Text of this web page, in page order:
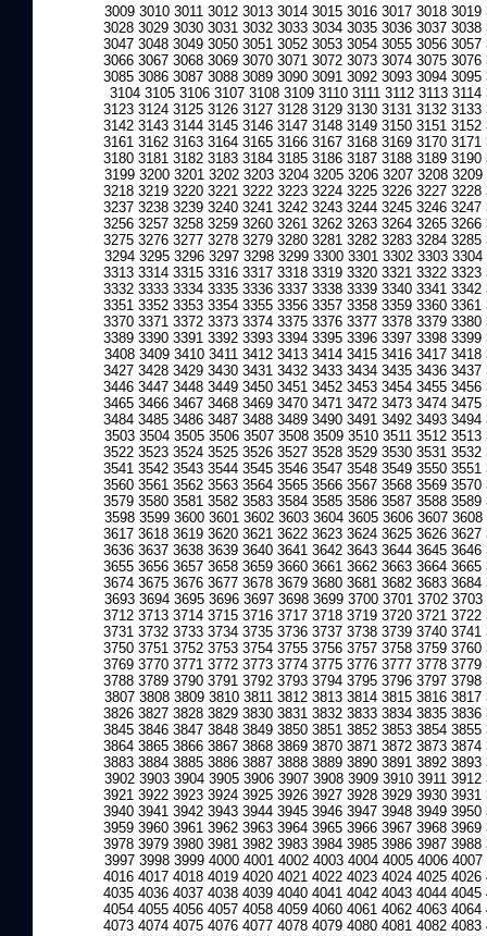
3009 3010 3011 3012 3013 3014 3015 3016 3017 3018 3019
3028 3029 3030 3031 3032 3033 3034 3035 3036 3037 3038
3047 3048 3049 3050 3051 3052 3053 3054 3055 3056 3057
3066 3067 3068 3069 3070 3071 3072 3073 3074 3075 3076
3085 3086 3087 3088 3089 3090 3091 3092 3093 3094 3095
3104 3105 3106 3107 3108 3109 3110 3111 3112 3113 3114
3123 3124 3125 3126 3127 3128 3129 3130 3131 3132 3133
3142 3143 3144 3145 3146 3147 3148 3149 3150 3151 3152
3161 3162 3163 3164 3165 3166 3167 3168 3169 3170 3171
3180 3181 3182 3183 3184 3185 3186 3187 3188 3189 3190
3199 3200 3201 3202 3203 3204 3205 3206 3207 3208 3209
3218 3219 3220 3221 3222 3223 3224 3225 3226 3227 3228
3237 3238 3239 3240 3241 3242 3243 3244 3245 3246 3247
3256 3257 3258 3259 3260 3261 3262 3263 3264 3265 3266
3275 3276 3277 3278 3279 3280 3281 3282 3283 3284 3285
3294 3295 3296 3297 3298 3299 3300 3301 3302 3303 3304
3313 3314 3315 3316 3317 3318 3319 3320 3321 3322 3323
3332 3333 3334 3335 3336 3337 3338 3339 3340 3341 3342
3351 3352 3353 3354 3355 3356 3357 3358 3359 3360 3361
3370 3371 3372 3373 3374 3375 3376 3377 3378 3379 3380
3389 3390 3391 3392 3393 3394 3395 3396 3397 3398 3399
3408 3409 3410 3411 3412 3413 3414 3415 3416 3417 3418
3427 3428 3429 3430 3431 3432 3433 3434 3435 3436 3437
3446 3447 3448 3449 3450 3451 3452 3453 3454 3455 3456
3465 3466 3467 3468 3469 3470 3471 3472 3473 3474 3475
3484 3485 3486 3487 3488 3489 3490 3491 3492 3493 3494
3503 3504 3505 3506 3507 3508 3509 3510 3511 3512 3513
3522 3523 3524 3525 3526 3527 3528 3529 3530 3531 3532
3541 3542 3543 3544 3545 3546 3547 3548 3549 3550 3551
3560 3561 3562 3563 3564 3565 3566 3567 3568 3569 3570
3579 3580 3581 3582 3583 3584 3585 3586 3587 3588 3589
3598 3599 3600 3601 3602 3603 3604 3605 3606 3607 3608
3617 3618 3619 3620 3621 3622 3623 3624 3625 3626 3627
3636 3637 3638 3639 3640 3641 3642 3643 3644 3645 3646
3655 3656 3657 3658 3659 3660 3661 3662 3663 3664 3665
3674 3675 3676 3677 3678 3679 3680 3681 3682 3683 3684
3693 3694 3695 3696 3697 3698 3699 3700 3701 3702 3703
3712 3713 3714 3715 3716 3717 3718 3719 3720 3721 3722
3731 3732 3733 3734 3735 3736 3737 3738 3739 3740 3741
3750 3751 3752 3753 3754 3755 3756 3757 3758 3759 3760
3769 3770 3771 3772 3773 3774 3775 3776 3777 3778 3779
3788 3789 3790 3791 3792 3793 3794 3795 3796 3797 3798
3807 3808 3809 3810 3811 3812 3813 3814 3815 3816 3817
3826 3827 3828 3829 3830 3831 3832 3833 3834 3835 3836
3845 3846 3847 3848 3849 3850 3851 3852 3853 3854 3855
3864 3865 3866 3867 3868 3869 3870 3871 3872 3873 3874
3883 3884 3885 3886 3887 3888 3889 3890 3891 3892 3893
3902 3903 3904 3905 3906 3907 3908 3909 3910 3911 3912
3921 3922 3923 3924 3925 3926 3927 3928 3929 3930 3931
3940 3941 3942 3943 3944 3945 3946 3947 3948 3949 3950
3959 3960 3961 3962 3963 3964 3965 3966 3967 3968 3969
3978 3979 3980 3981 3982 3983 3984 3985 3986 3987 3988
3997 3998 3999 4000 4001 4002 4003 4004 4005 4006 4007
4016 4017 4018 4019 4020 4021 4022 4023 4024 4025 4026
4035 4036 4037 4038 4039 4040 4041 4042 4043 4044 4045
4054 4055 4056 4057 4058 4059 4060 4061 4062 4063 4064
4073 4074 4075 4076 4077 4078 4079 4080 4081 4082 4083